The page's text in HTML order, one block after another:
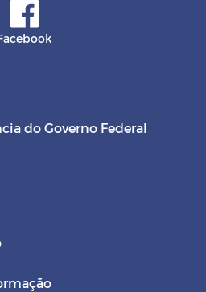
do Governo Federal